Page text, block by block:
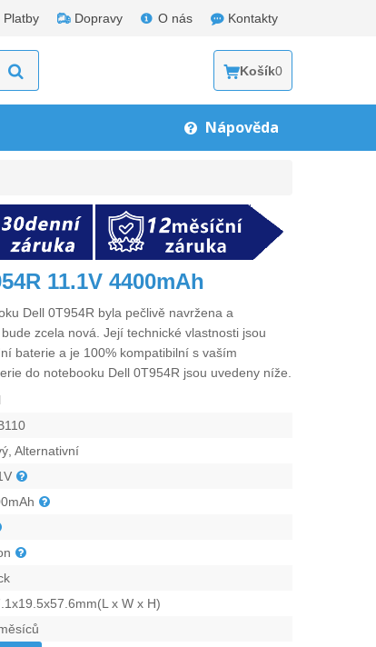
Platby Dopravy O nás Kontakty
Košík0
Nápověda
11.1V 4400mAh
Dell 0T954R byla pečlivě navržena a
zcela nová. Její technické vlastnosti jsou
baterie a je 100% kompatibilní s vaším
do notebooku Dell 0T954R jsou uvedeny níže.
Alternativní
x W x H)